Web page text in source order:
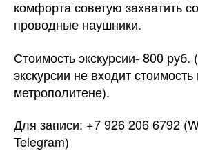
комфорта советую захватить
проводные наушники.
Стоимость экскурсии- 800 руб.
экскурсии не входит
метрополитене).
Для записи: +7 926 206 6792
Telegram)